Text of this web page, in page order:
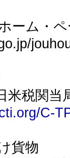
ーム・
米税関
C-
貨物